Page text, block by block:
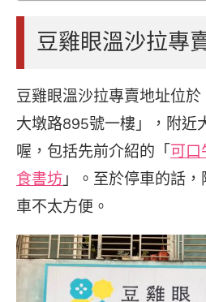
豆雞眼溫沙拉專
豆雞眼溫沙拉專賣地址位
大墩路895號一樓」，附近
喔，包括先前介紹的「 可口
食書坊 」。至於停車的話
車不太方便。